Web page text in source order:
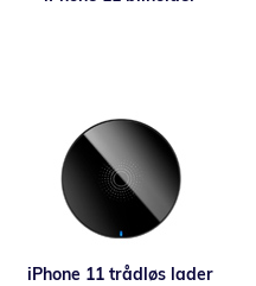
iPhone 11 trådløs lader